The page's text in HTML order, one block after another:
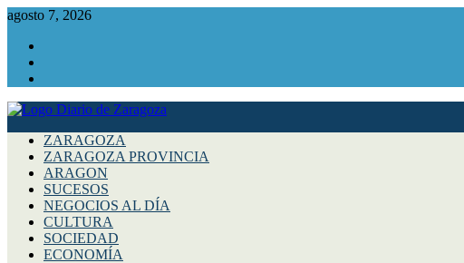
agosto 7, 2026
ZARAGOZA
ZARAGOZA PROVINCIA
ARAGON
SUCESOS
NEGOCIOS AL DÍA
CULTURA
SOCIEDAD
ECONOMÍA